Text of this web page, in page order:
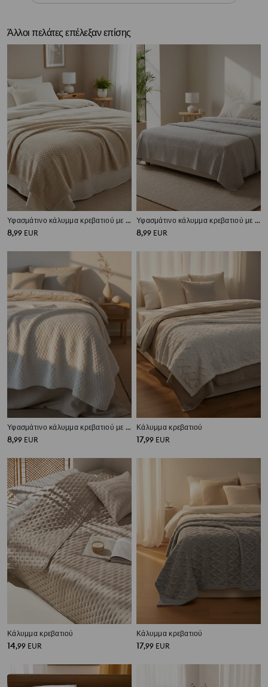
Άλλοι πελάτες επέλεξαν επίσης
Υφασμάτινο κάλυμμα κρεβατιού με υφή
8,99 EUR
Υφασμάτινο κάλυμμα κρεβατιού με υφή
8,99 EUR
Υφασμάτινο κάλυμμα κρεβατιού με υφή
8,99 EUR
Κάλυμμα κρεβατιού
17,99 EUR
Κάλυμμα κρεβατιού
14,99 EUR
Κάλυμμα κρεβατιού
17,99 EUR